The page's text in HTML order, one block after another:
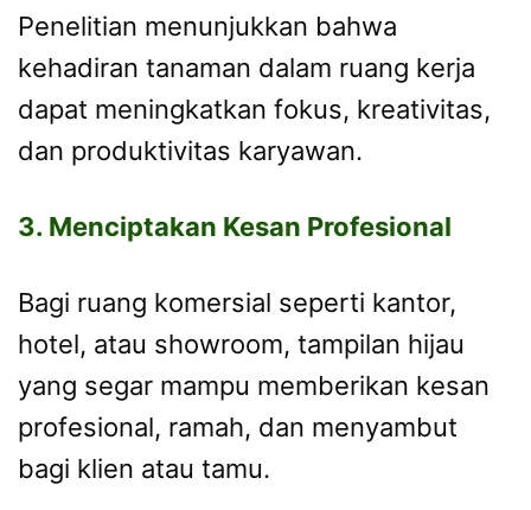
Penelitian menunjukkan bahwa
kehadiran tanaman dalam ruang kerja
dapat meningkatkan fokus, kreativitas,
dan produktivitas karyawan.
3. Menciptakan Kesan Profesional
Bagi ruang komersial seperti kantor,
hotel, atau showroom, tampilan hijau
yang segar mampu memberikan kesan
profesional, ramah, dan menyambut
bagi klien atau tamu.